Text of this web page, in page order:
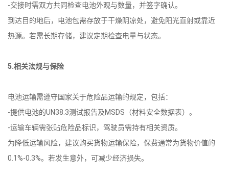
-交接时需双方共同检查电池外观与数量，并签字确认。
到达目的地后，电池包需存放于干燥阴凉处，避免阳光直射或靠近
热源。若需长期存储，建议定期检查电量与状态。
5.相关法规与保险
电池运输需遵守国家关于危险品运输的规定，包括：
-提供电池的UN38.3测试报告及MSDS（材料安全数据表）。
-运输车辆需张贴危险品标识，驾驶员需持有相关资质。
为降低运输风险，建议购买货物运输保险，保费通常为货物价值的
0.1%-0.3%。若发生意外，可减少经济损失。